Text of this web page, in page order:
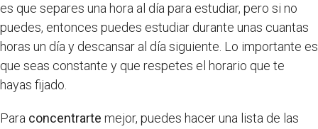
es que separes una hora al día para estudiar, pero si no
puedes, entonces puedes estudiar durante unas cuantas
horas un día y descansar al día siguiente. Lo importante es
que seas constante y que respetes el horario que te
hayas fijado.
Para concentrarte mejor, puedes hacer una lista de las